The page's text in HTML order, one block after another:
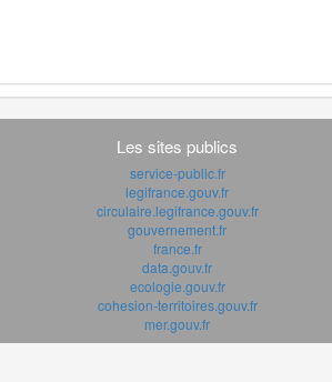
Les sites publics
service-public.fr
legifrance.gouv.fr
circulaire.legifrance.gouv.fr
gouvernement.fr
france.fr
data.gouv.fr
ecologie.gouv.fr
cohesion-territoires.gouv.fr
mer.gouv.fr